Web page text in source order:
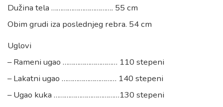
Dužina tela ……………………………. 55 cm
Obim grudi iza poslednjeg rebra. 54 cm
Uglovi
– Rameni ugao ………………………… 110 stepeni
– Lakatni ugao ………………………… 140 stepeni
– Ugao kuka ………………………………130 stepeni